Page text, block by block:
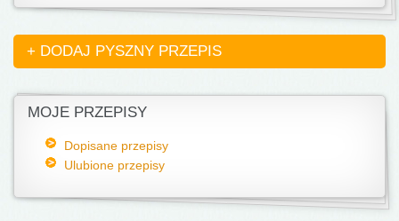
+ DODAJ PYSZNY PRZEPIS
MOJE PRZEPISY
Dopisane przepisy
Ulubione przepisy